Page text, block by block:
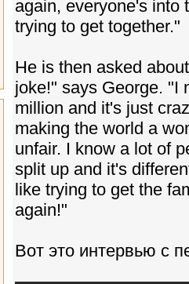
again, everyone's into
trying to get together."
He is then asked
joke!" says George. "I
million and it's just
making the world a
unfair. I know a lot of
split up and it's
like trying to get the
again!"
Вот это интервью с